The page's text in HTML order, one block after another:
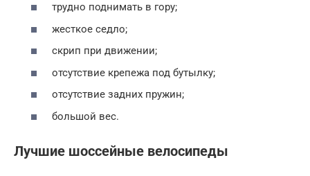
трудно поднимать в гору;
жесткое седло;
скрип при движении;
отсутствие крепежа под бутылку;
отсутствие задних пружин;
большой вес.
Лучшие шоссейные велосипеды